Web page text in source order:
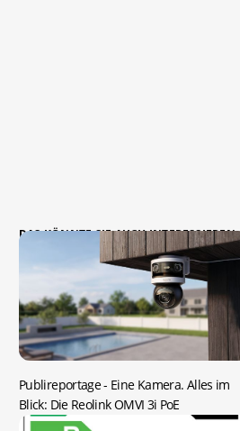
DAS KÖNNTE SIE AUCH INTERESSIEREN:
Publireportage - Eine Kamera. Alles im
Blick: Die Reolink OMVI 3i PoE